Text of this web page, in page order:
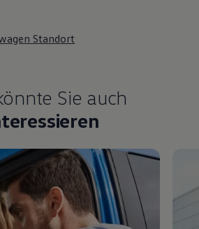
Standort
Sie auch